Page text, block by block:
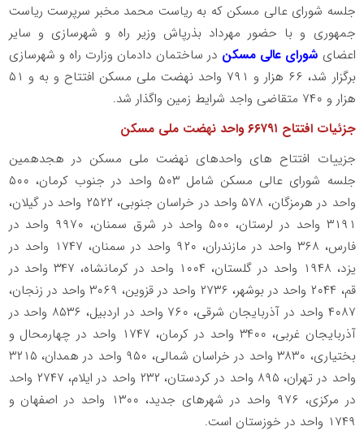
جلسه شورای عالی مسکن که به ریاست محمد مخبر سرپرست ریاست
جمهوری و با حضور مهرداد بذرپاش وزیر راه و شهرسازی و سایر
اعضای شورای عالی مسکن در ساختمان دادمان وزارت راه و شهرسازی
برگزار شد، ۶۶ هزار و ۷۹۱ واحد نهضت ملی مسکن افتتاح و به و ۵۱
هزار و ۷۴۰ متقاضی واجد شرایط زمین واگذار شد.
جزئیات افتتاح ۶۶۷۹۱ واحد نهضت ملی مسکن
جزییات افتتاح های واحدهای نهضت ملی مسکن در هجدهمین
جلسه شورای عالی مسکن شامل ۵۰۳ واحد در جنوب کرمان، ۵۰۰
واحد در هرمزگان، ۵۷۸ واحد در خراسان جنوبی، ۲۵۲۲ واحد در گیلان،
۳۱۹۱ واحد در لرستان، ۵۰۰ واحد در شرق سمنان، ۹۹۷۰ واحد در
فارس، ۳۶۸ واحد در مازندران، ۹۲۰ واحد در سمنان، ۱۷۴۷ واحد در
یزد، ۱۹۴۸ واحد در گلستان، ۱۰۰۴ واحد در کرمانشاه، ۳۴۷ واحد در
قم، ۲۰۴۴ واحد در بوشهر، ۲۷۳۶ واحد در قزوین، ۳۰۶۹ واحد در زنجان،
۴۰۸۷ واحد در آذربایجان شرقی، ۷۶۰ واحد در اردبیل، ۸۵۳۶ واحد در
آذربایجان غربی، ۳۴۰۰ واحد در کرمان، ۱۷۴۷ واحد در چهارمحال و
بختیاری، ۳۸۳۰ واحد در خراسان شمالی، ۹۵۰ واحد در همدان، ۳۲۱۵
واحد در تهران، ۸۹۵ واحد در کردستان، ۲۳۲ واحد در ایلام، ۲۷۴۷ واحد
در مرکزی، ۹۷۶ واحد در شهرهای جدید، ۱۳۰۰ واحد در اصفهان و
۱۷۴۹ واحد در خوزستان است.